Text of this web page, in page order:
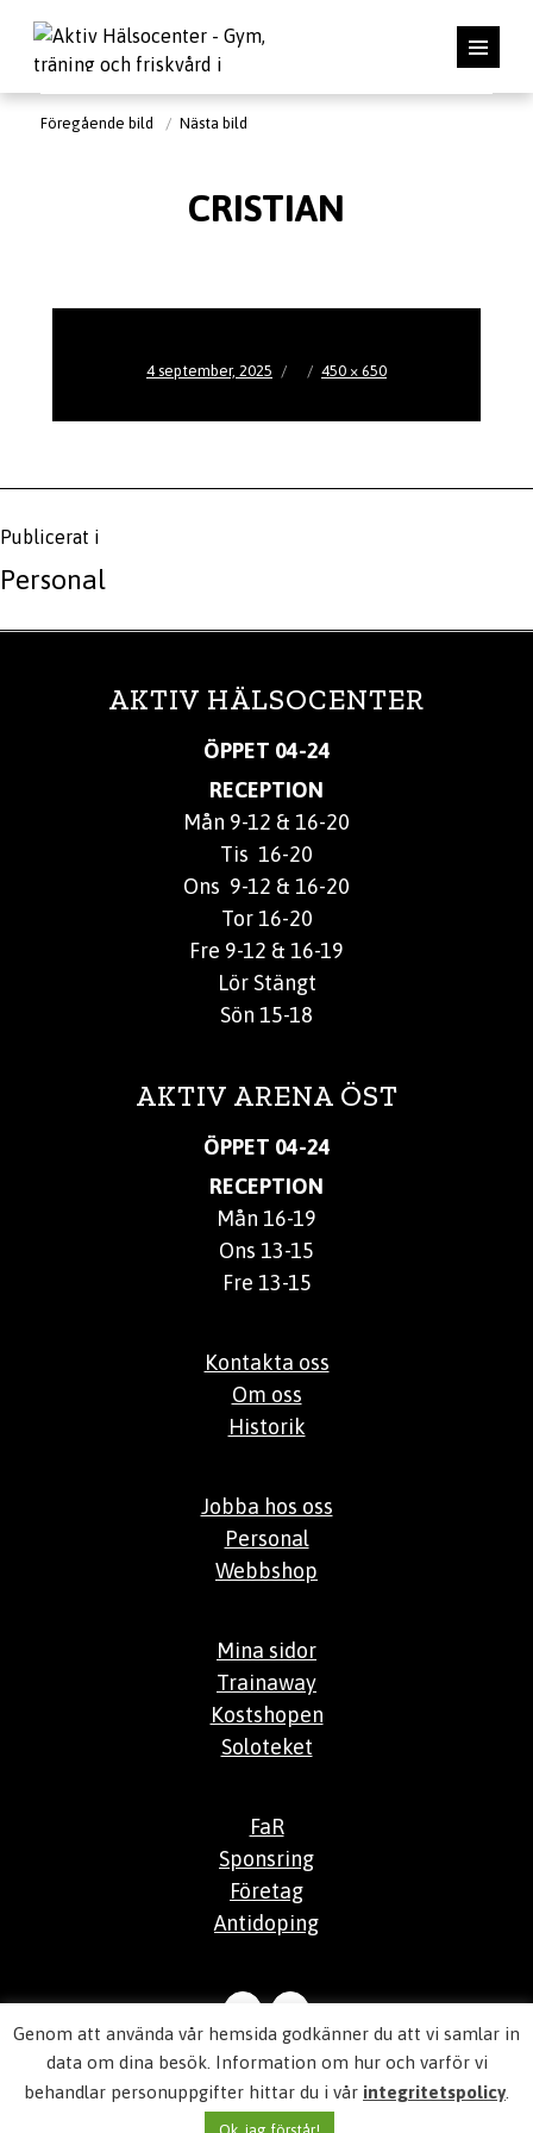
Föregående bild Nästa bild
CRISTIAN
Publicerat
4 september, 2025
Full
450 × 650
Publicerat i
Personal
AKTIV HÄLSOCENTER
ÖPPET 04-24
RECEPTION
Mån 9-12 & 16-20
Tis 16-20
Ons 9-12 & 16-20
Tor 16-20
Fre 9-12 & 16-19
Lör Stängt
Sön 15-18
AKTIV ARENA ÖST
ÖPPET 04-24
RECEPTION
Mån 16-19
Ons 13-15
Fre 13-15
Kontakta oss
Om oss
Historik
Jobba hos oss
Personal
Webbshop
Mina sidor
Trainaway
Kostshopen
Soloteket
FaR
Sponsring
Företag
Antidoping
© 2026 Aktiv Hälsocenter
Integritetspolicy
Genom att använda vår hemsida godkänner du att vi samlar in
data om dina besök. Information om hur och varför vi
behandlar personuppgifter hittar du i vår integritetspolicy